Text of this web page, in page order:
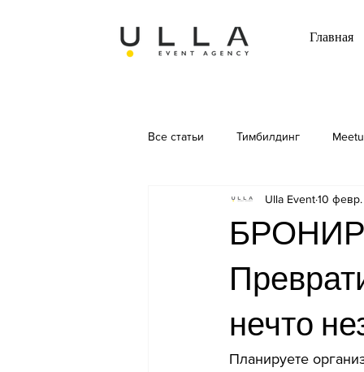
Главная
Все статьи Тимбилдинг
нечто
Ulla Event10
Планируете